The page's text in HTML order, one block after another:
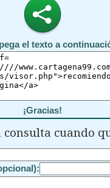
el texto a
¡Gracias!
consulta cuando